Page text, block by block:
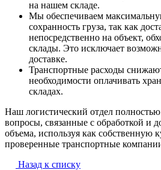
на нашем складе.
Мы обеспечиваем
сохранность груза, так как
непосредственно на объект,
склады. Это исключает
доставке.
Транспортные расходы
необходимости оплачивать
складах.
Наш логистический отдел полностью
вопросы, связанные с обработкой и
объема, используя как собственную
проверенные транспортные
Назад к списку